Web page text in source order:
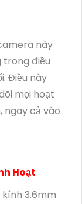
này
trong điều
Điều này
mọi hoạt
ngay cả vào
Hoạt
3.6mm